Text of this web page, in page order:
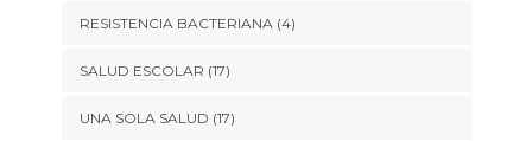
RESISTENCIA BACTERIANA(4)
SALUD ESCOLAR (17)
UNA SOLA SALUD (17)